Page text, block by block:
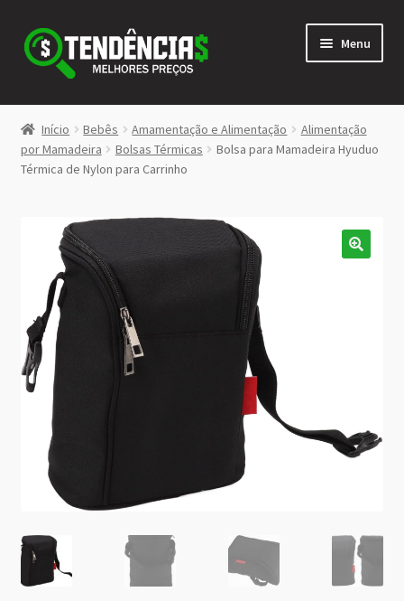
Pular
para
navegação
Pular
para
conteúdo
Menu
LOJA
<>
Início Bebês Amamentação e Alimentação
Alimentação
por Mamadeira
Bolsas Térmicas
Bolsa para Mamadeira Hyuduo
Térmica de Nylon para Carrinho